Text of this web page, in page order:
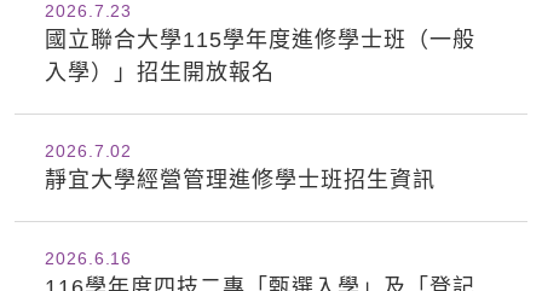
23
2026.7
國立聯合大學115學年度進修學士班（一般
入學）」招生開放報名
02
2026.7
靜宜大學經營管理進修學士班招生資訊
16
2026.6